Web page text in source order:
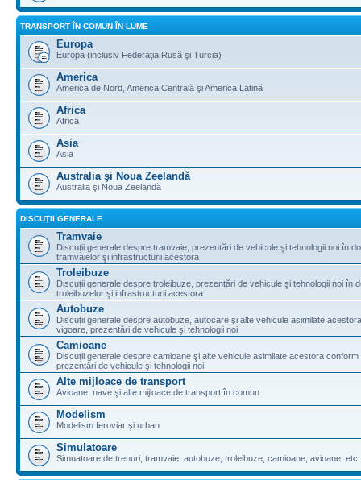
TRANSPORT ÎN COMUN ÎN LUME
Europa
Europa (inclusiv Federaţia Rusă şi Turcia)
America
America de Nord, America Centrală şi America Latină
Africa
Africa
Asia
Asia
Australia şi Noua Zeelandă
Australia şi Noua Zeelandă
DISCUŢII GENERALE
Tramvaie
Discuţii generale despre tramvaie, prezentări de vehicule şi tehnologii noi în
tramvaielor şi infrastructurii acestora
Troleibuze
Discuţii generale despre troleibuze, prezentări de vehicule şi tehnologii noi în
troleibuzelor şi infrastructurii acestora
Autobuze
Discuţii generale despre autobuze, autocare şi alte vehicule asimilate
vigoare, prezentări de vehicule şi tehnologii noi
Camioane
Discuţii generale despre camioane şi alte vehicule asimilate acestora
prezentări de vehicule şi tehnologii noi
Alte mijloace de transport
Avioane, nave şi alte mijloace de transport în comun
Modelism
Modelism feroviar şi urban
Simulatoare
Simuatoare de trenuri, tramvaie, autobuze, troleibuze, camioane, avioane, etc.